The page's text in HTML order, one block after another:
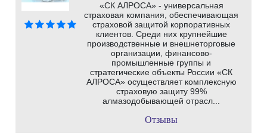
«СК АЛРОСА» - универсальная
страховая компания, обеспечивающая
страховой защитой корпоративных
клиентов. Среди них крупнейшие
производственные и внешнеторговые
организации, финансово-
промышленные группы и
стратегические объекты России «СК
АЛРОСА» осуществляет комплексную
страховую защиту 99%
алмазодобывающей отрасл...
Отзывы